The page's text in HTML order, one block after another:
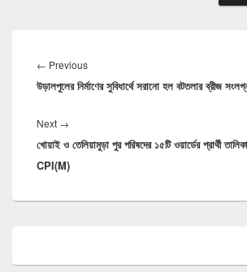
navigation
← PreviousPrevious
post:
উড়ালপুলের নির্মাণের সুবিধার্থে সরানো হল বটতলার ব্রীজ
Next →
post:
খোয়াই ও তেলিয়ামুড়া পুর পরিষদের ১৫টি ওয়ার্ডের প্রার্থী
CPI(M)
Widget